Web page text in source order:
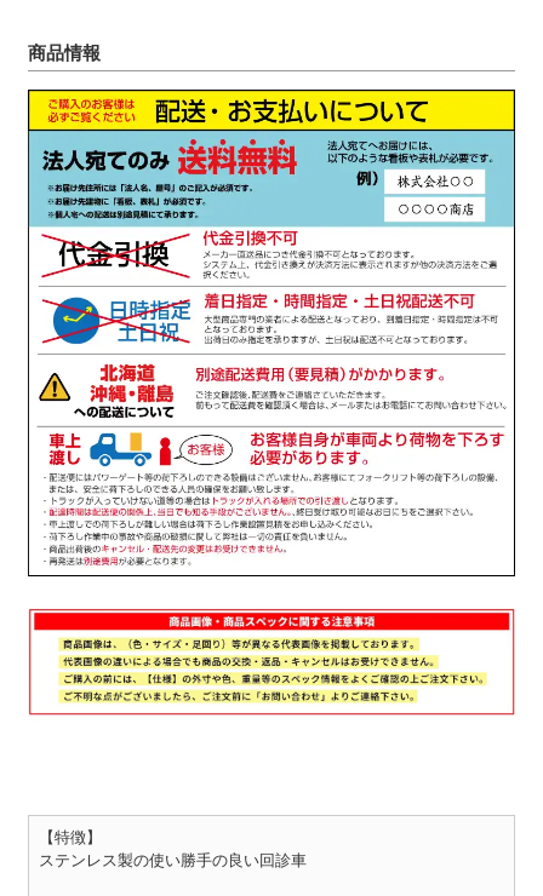
商品情報
【特徴】
ステンレス製の使い勝手の良い回診車